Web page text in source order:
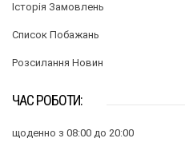
Історія Замовлень
Список Побажань
Розсилання Новин
ЧАС РОБОТИ:
щоденно з 08:00 до 20:00